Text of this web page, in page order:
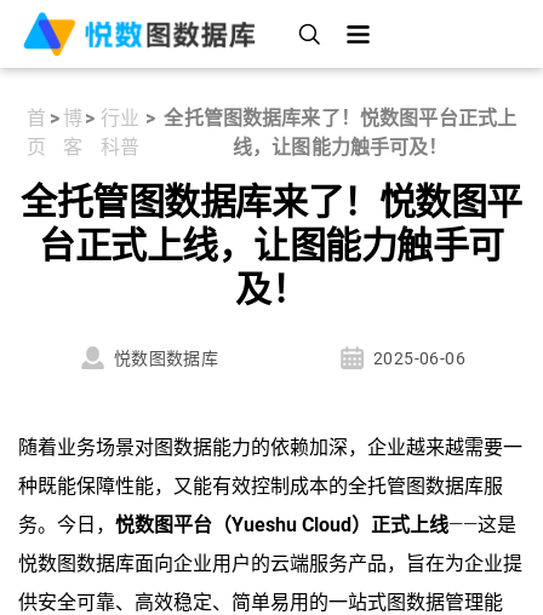
首
页
> 博
客
> 行业
科普
> 全托管图数据库来了！悦数图平台正式上
线，让图能力触手可及！
全托管图数据库来了！悦数图平
台正式上线，让图能力触手可
及！
悦数图数据库 2025-06-06
随着业务场景对图数据能力的依赖加深，企业越来越需要一
种既能保障性能，又能有效控制成本的全托管图数据库服
务。今日， 悦数图平台（Yueshu Cloud）正式上线——这是
悦数图数据库面向企业用户的云端服务产品，旨在为企业提
供安全可靠、高效稳定、简单易用的一站式图数据管理能